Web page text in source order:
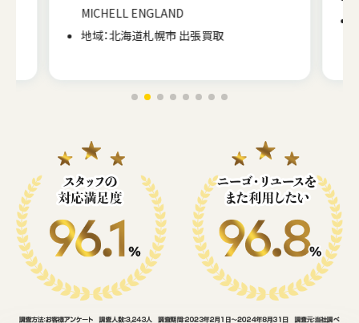
MICHELL ENGLAND
地域：北海道札幌市 出張買取